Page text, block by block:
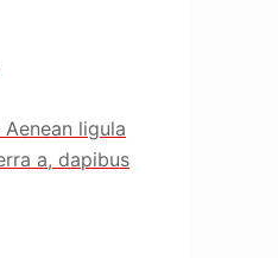
ligula
a, dapibus